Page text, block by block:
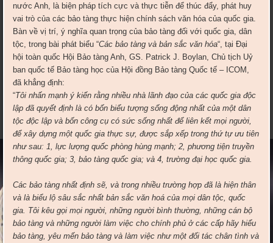
nước Anh, là biện pháp tích cực và thực tiễn để thúc đẩy, phát huy
vai trò của các bảo tàng thực hiện chính sách văn hóa của quốc gia.
Bàn về vị trí, ý nghĩa quan trọng của bảo tàng đối với quốc gia, dân
tộc, trong bài phát biểu “Các bảo tàng và bản sắc văn hóa“, tại Đại
hội toàn quốc Hội Bảo tàng Anh, GS. Patrick J. Boylan, Chủ tịch Uỷ
ban quốc tế Bảo tàng học của Hội đồng Bảo tàng Quốc tế – ICOM,
đã khẳng định:
“Tôi nhấn mạnh ý kiến rằng nhiều nhà lãnh đạo của các quốc gia độc
lập đã quyết định là có bốn biểu tượng sống động nhất của một dân
tộc độc lập và bốn công cụ có sức sống nhất để liên kết mọi người,
để xây dựng một quốc gia thực sự, được sắp xếp trong thứ tự ưu tiên
như sau: 1, lực lượng quốc phòng hùng mạnh; 2, phương tiện truyền
thông quốc gia; 3, bảo tàng quốc gia; và 4, trường đại học quốc gia.
Các bảo tàng nhất định sẽ, và trong nhiều trường hợp đã là hiện thân
và là biểu lộ sâu sắc nhất bản sắc văn hoá của mọi dân tộc, quốc
gia. Tôi kêu gọi mọi người, những người bình thường, những cán bộ
bảo tàng và những người làm việc cho chính phủ ở các cấp hãy hiểu
bảo tàng, yêu mến bảo tàng và làm việc như một đối tác chân tình và